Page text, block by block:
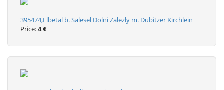
395474,Elbetal b. Salesel Dolni Zalezly m. Dubitzer Kirchlein
Price:4 €